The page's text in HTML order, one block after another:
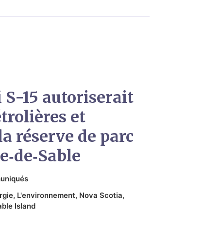
15 autoriserait
et
réserve de parc
, L'environnement, Nova Scotia,
Island